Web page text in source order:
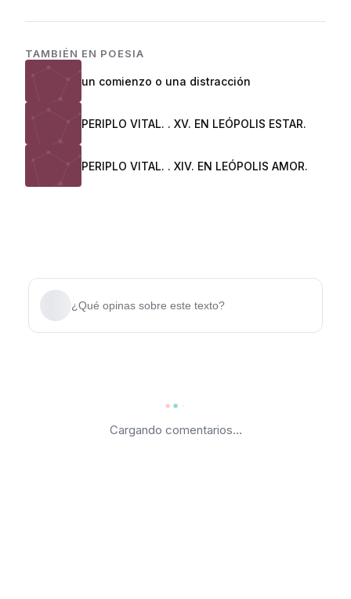
TAMBIÉN EN POESIA
un comienzo o una distracción
PERIPLO VITAL. . XV. EN LEÓPOLIS ESTAR.
PERIPLO VITAL. . XIV. EN LEÓPOLIS AMOR.
¿Qué opinas sobre este texto?
Cargando comentarios...